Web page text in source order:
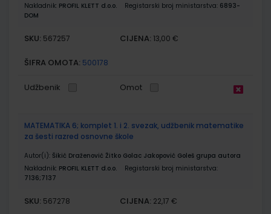
Nakladnik: PROFIL KLETT d.o.o. Registarski broj ministarstva: 6893-
DOM
SKU: 567257 CIJENA: 13,00 €
ŠIFRA OMOTA: 500178
Udžbenik Omot
MATEMATIKA 6; komplet 1. i 2. svezak, udžbenik matematike
za šesti razred osnovne škole
Autor(i): Šikić Draženović Žitko Golac Jakopović Goleš grupa autora
Nakladnik: PROFIL KLETT d.o.o.
Registarski broj ministarstva:
7136;7137
SKU: 567278 CIJENA: 22,17 €